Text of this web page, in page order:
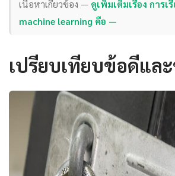
เนื้อหาเกี่ยวข้อง — ดูเพิ่มเติมเรื่อง การเ
machine learning คือ —
เปรียบเทียบข้อดีแล